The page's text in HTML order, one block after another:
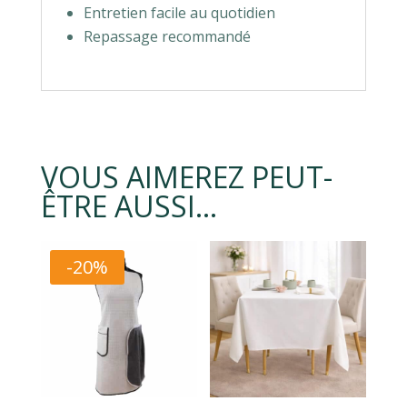
Entretien facile au quotidien
Repassage recommandé
VOUS AIMEREZ PEUT-
ÊTRE AUSSI…
-20%